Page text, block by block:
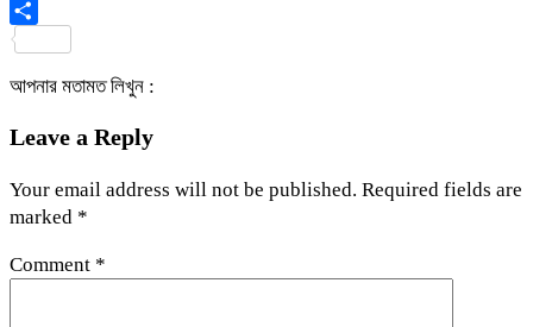
Viber
আপনার মতামত লিখুন :
Leave a Reply
Your email address will not be published. Required fields are
marked *
Comment *